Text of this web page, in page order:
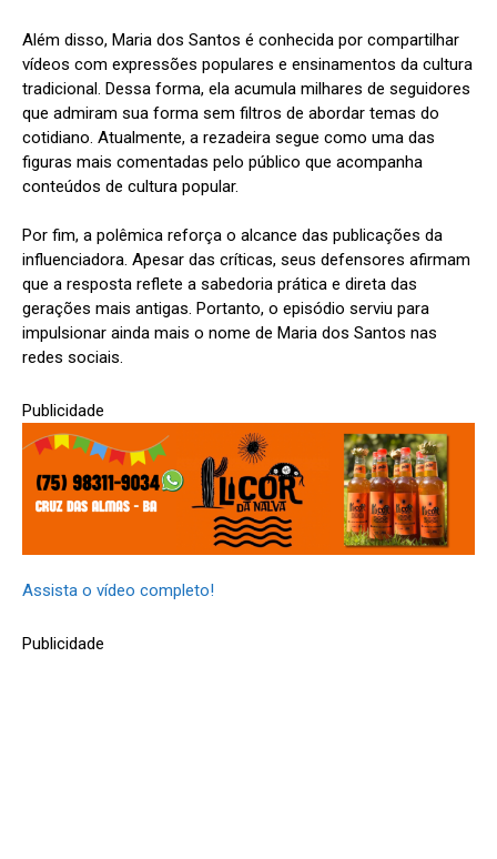
Além disso, Maria dos Santos é conhecida por compartilhar
vídeos com expressões populares e ensinamentos da cultura
tradicional. Dessa forma, ela acumula milhares de seguidores
que admiram sua forma sem filtros de abordar temas do
cotidiano. Atualmente, a rezadeira segue como uma das
figuras mais comentadas pelo público que acompanha
conteúdos de cultura popular.
Por fim, a polêmica reforça o alcance das publicações da
influenciadora. Apesar das críticas, seus defensores afirmam
que a resposta reflete a sabedoria prática e direta das
gerações mais antigas. Portanto, o episódio serviu para
impulsionar ainda mais o nome de Maria dos Santos nas
redes sociais.
Publicidade
Assista o vídeo completo!
Publicidade